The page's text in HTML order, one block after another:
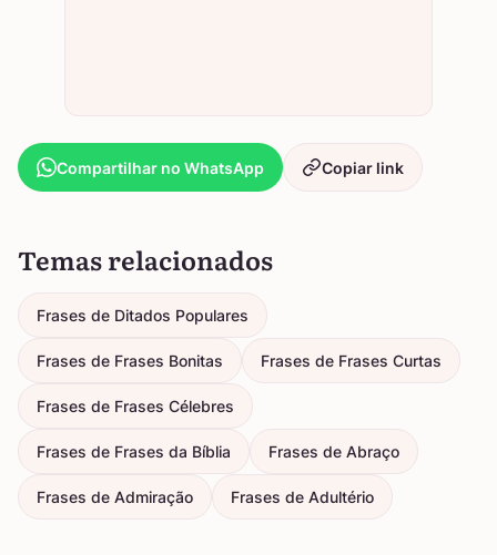
Compartilhar no WhatsApp Copiar link
Temas relacionados
Frases de Ditados Populares
Frases de Frases Bonitas Frases de Frases Curtas
Frases de Frases Célebres
Frases de Frases da Bíblia Frases de Abraço
Frases de Admiração Frases de Adultério